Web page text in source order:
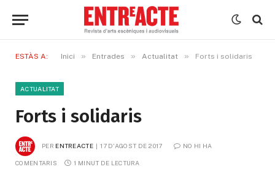
ESTÀS A: Inici » Entrades » Actualitat » Forts i solidaris
ACTUALITAT
Forts i solidaris
PER ENTREACTE 17 D'AGOST DE 2017 NO HI HA
COMENTARIS 1 MINUT DE LECTURA